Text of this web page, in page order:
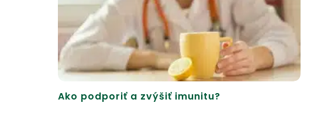
Ako podporiť a zvýšiť imunitu?